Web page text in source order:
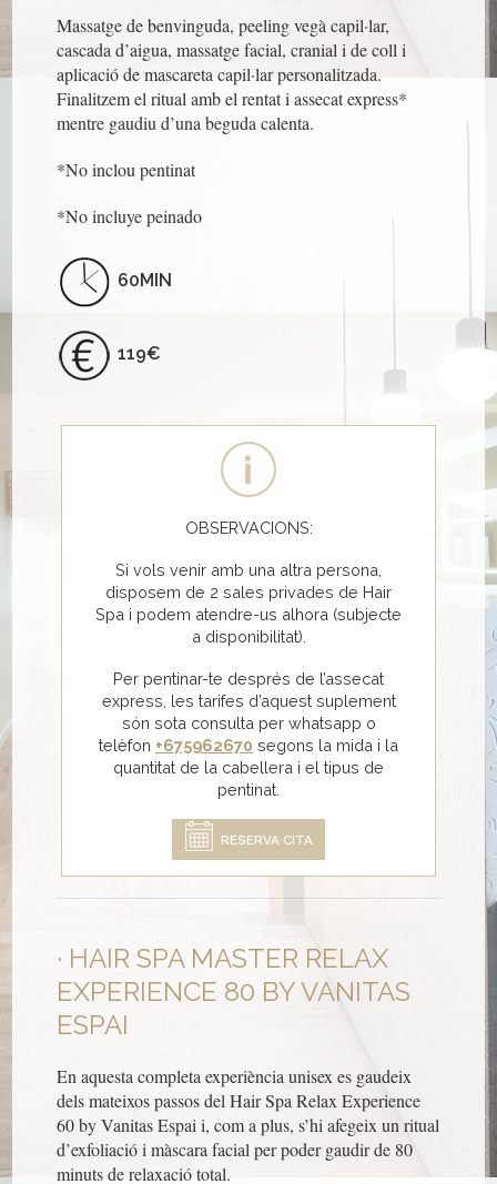
Massatge de benvinguda,peelingvegà capil·lar,
cascada d’aigua, massatge facial, cranial i de coll i
aplicació de mascareta capil·lar personalitzada.
Finalitzem el ritual amb el rentat i assecat express*
mentre gaudiu d’una beguda calenta.
*No inclou pentinat
*No incluye peinado
60MIN
119€
OBSERVACIONS:
Si vols venir amb una altra persona,
disposem de 2 sales privades de Hair
Spa i podem atendre-us alhora (subjecte
a disponibilitat).
Per pentinar-te després de l’assecat
express, les tarifes d’aquest suplement
són sota consulta per whatsapp o
telèfon +675962670 segons la mida i la
quantitat de la cabellera i el tipus de
pentinat.
RESERVA CITA
HAIR SPA MASTER RELAX
EXPERIENCE 80 BY VANITAS
ESPAI
En aquesta completa experiència unisex es gaudeix
dels mateixos passos del Hair Spa Relax Experience
60 by Vanitas Espai i, com a plus, s’hi afegeix un ritual
d’exfoliació i màscara facial per poder gaudir de 80
minuts de relaxació total.